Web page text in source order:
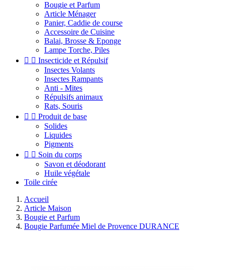
Bougie et Parfum
Article Ménager
Panier, Caddie de course
Accessoire de Cuisine
Balai, Brosse & Eponge
Lampe Torche, Piles
  Insecticide et Répulsif
Insectes Volants
Insectes Rampants
Anti - Mites
Répulsifs animaux
Rats, Souris
  Produit de base
Solides
Liquides
Pigments
  Soin du corps
Savon et déodorant
Huile végétale
Toile cirée
Accueil
Article Maison
Bougie et Parfum
Bougie Parfumée Miel de Provence DURANCE